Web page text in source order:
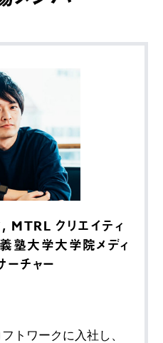
MTRL クリエイティ
塾大学大学院メディ
チャー
トワークに入社し、